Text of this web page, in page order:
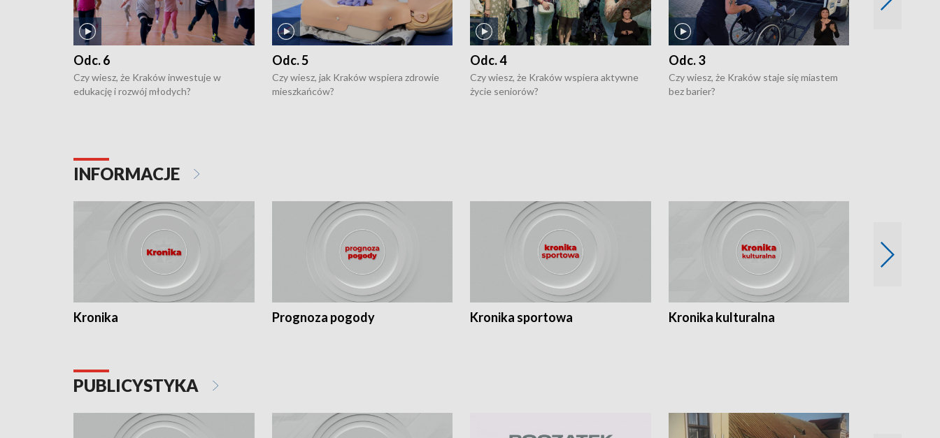
Odc. 6
Czy wiesz, że Kraków inwestuje w
edukację i rozwój młodych?
Odc. 5
Czy wiesz, jak Kraków wspiera zdrowie
mieszkańców?
Odc. 4
Czy wiesz, że Kraków wspiera aktywne
życie seniorów?
Odc. 3
Czy wiesz, że Kraków staje się miastem
bez barier?
INFORMACJE
Kronika Prognoza pogody Kronika sportowa Kronika kulturalna
PUBLICYSTYKA